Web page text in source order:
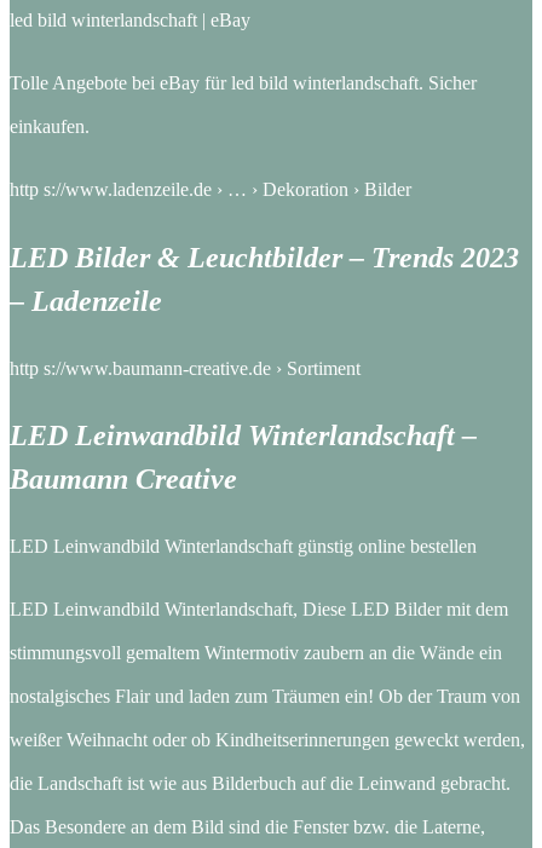
led bild winterlandschaft | eBay
Tolle Angebote bei eBay für led bild winterlandschaft. Sicher
einkaufen.
http s://www.ladenzeile.de › … › Dekoration › Bilder
LED Bilder & Leuchtbilder – Trends 2023
– Ladenzeile
http s://www.baumann-creative.de › Sortiment
LED Leinwandbild Winterlandschaft –
Baumann Creative
LED Leinwandbild Winterlandschaft günstig online bestellen
LED Leinwandbild Winterlandschaft, Diese LED Bilder mit dem
stimmungsvoll gemaltem Wintermotiv zaubern an die Wände ein
nostalgisches Flair und laden zum Träumen ein! Ob der Traum von
weißer Weihnacht oder ob Kindheitserinnerungen geweckt werden,
die Landschaft ist wie aus Bilderbuch auf die Leinwand gebracht.
Das Besondere an dem Bild sind die Fenster bzw. die Laterne,